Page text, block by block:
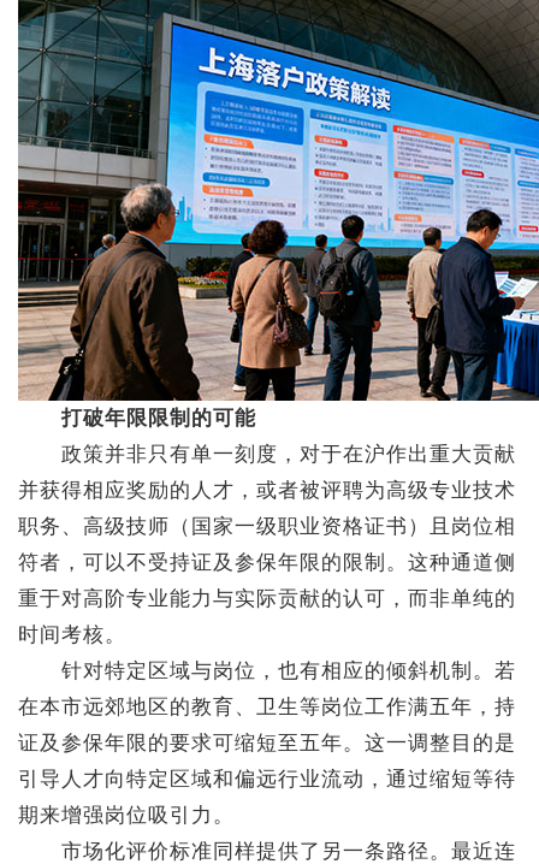
打破年限限制的可能
政策并非只有单一刻度，对于在沪作出重大贡献
并获得相应奖励的人才，或者被评聘为高级专业技术
职务、高级技师（国家一级职业资格证书）且岗位相
符者，可以不受持证及参保年限的限制。这种通道侧
重于对高阶专业能力与实际贡献的认可，而非单纯的
时间考核。
针对特定区域与岗位，也有相应的倾斜机制。若
在本市远郊地区的教育、卫生等岗位工作满五年，持
证及参保年限的要求可缩短至五年。这一调整目的是
引导人才向特定区域和偏远行业流动，通过缩短等待
期来增强岗位吸引力。
市场化评价标准同样提供了另一条路径。最近连